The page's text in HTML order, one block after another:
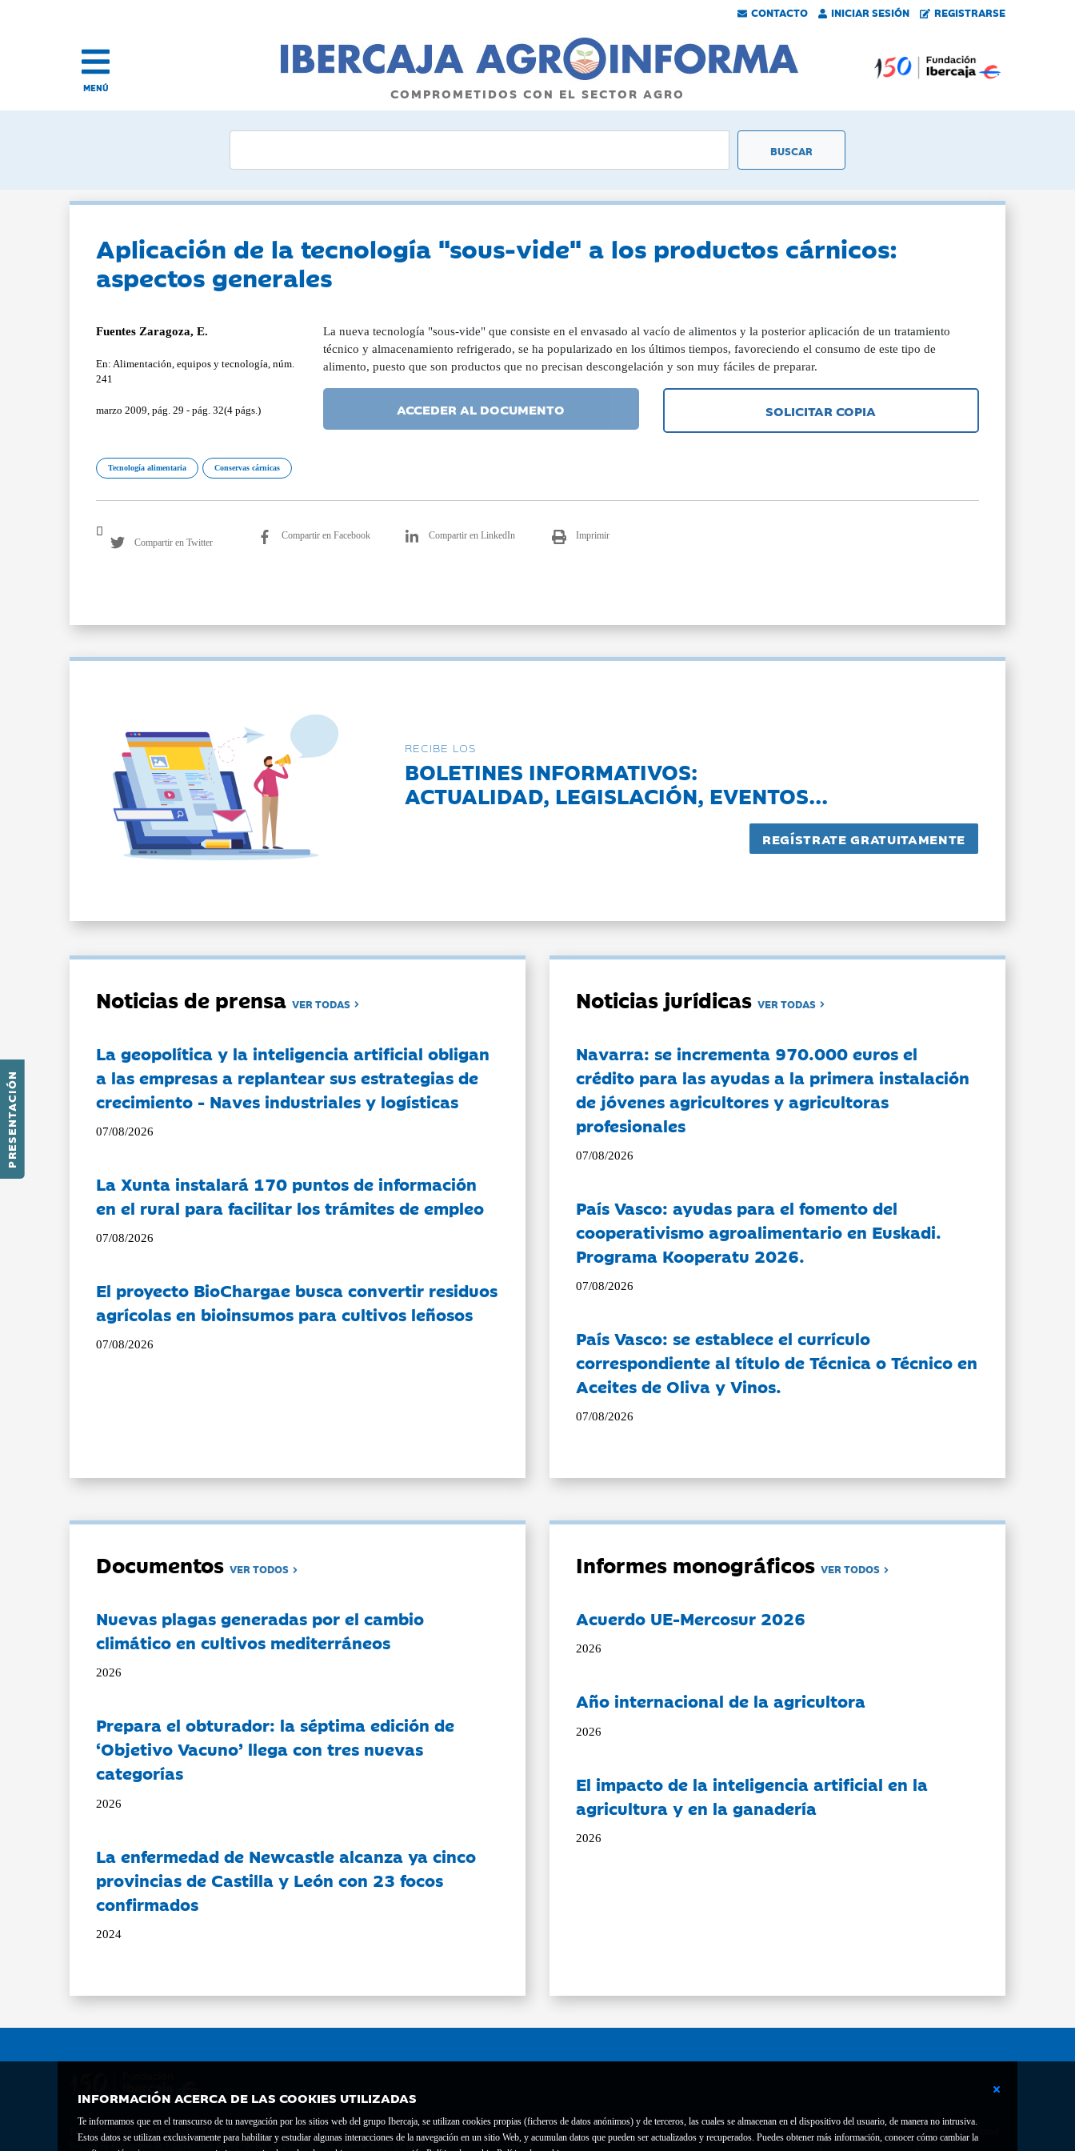
CONTACTO INICIAR SESIÓN REGISTRARSE
PRESENTACIÓN
MENÚ COMPROMETIDOS CON EL SECTOR AGRO
INFORMACIÓN ACERCA DE LAS COOKIES UTILIZADAS
Te informamos que en el transcurso de tu navegación por los sitios web del grupo Ibercaja, se utilizan cookies propias (ficheros de datos anónimos) y de terceros, las cuales se almacenan en el dispositivo del usuario, de manera no intrusiva.
Estos datos se utilizan exclusivamente para habilitar y estudiar algunas interacciones de la navegación en un sitio Web, y acumulan datos que pueden ser actualizados y recuperados. Puedes obtener más información, conocer cómo cambiar la
Aplicación de la tecnología "sous-vide" a los productos cárnicos:
aspectos generales
Fuentes Zaragoza, E.
En: Alimentación, equipos y tecnología, núm.
241
marzo 2009, pág. 29 - pág. 32(4 págs.)
La nueva tecnología "sous-vide" que consiste en el envasado al vacío de alimentos y la posterior aplicación de un tratamiento
técnico y almacenamiento refrigerado, se ha popularizado en los últimos tiempos, favoreciendo el consumo de este tipo de
alimento, puesto que son productos que no precisan descongelación y son muy fáciles de preparar.
ACCEDER AL DOCUMENTO SOLICITAR COPIA
Tecnología alimentaria Conservas cárnicas
Compartir en Twitter
Compartir en Facebook Compartir en LinkedIn Imprimir
RECIBE LOS
BOLETINES INFORMATIVOS:
ACTUALIDAD, LEGISLACIÓN, EVENTOS...
Noticias de prensaVER TODAS
La geopolítica y la inteligencia artificial obligan
a las empresas a replantear sus estrategias de
crecimiento - Naves industriales y logísticas
07/08/2026
La Xunta instalará 170 puntos de información
en el rural para facilitar los trámites de empleo
07/08/2026
El proyecto BioChargae busca convertir residuos
agrícolas en bioinsumos para cultivos leñosos
07/08/2026
Noticias jurídicasVER TODAS
Navarra: se incrementa 970.000 euros el
crédito para las ayudas a la primera instalación
de jóvenes agricultores y agricultoras
profesionales
07/08/2026
País Vasco: ayudas para el fomento del
cooperativismo agroalimentario en Euskadi.
Programa Kooperatu 2026.
07/08/2026
País Vasco: se establece el currículo
correspondiente al título de Técnica o Técnico en
Aceites de Oliva y Vinos.
07/08/2026
DocumentosVER TODOS
Nuevas plagas generadas por el cambio
climático en cultivos mediterráneos
2026
Prepara el obturador: la séptima edición de
‘Objetivo Vacuno’ llega con tres nuevas
categorías
2026
La enfermedad de Newcastle alcanza ya cinco
provincias de Castilla y León con 23 focos
confirmados
2024
Informes monográficosVER TODOS
Acuerdo UE-Mercosur 2026
2026
Año internacional de la agricultora
2026
El impacto de la inteligencia artificial en la
agricultura y en la ganadería
2026
Fundación Bancaria Ibercaja C.I.F. G-50000652.
Inscrita en el Registro de Fundaciones del Mº de Educación, Cultura y Deporte con el nº 1689.
Contacto Declaración de accesibilidad